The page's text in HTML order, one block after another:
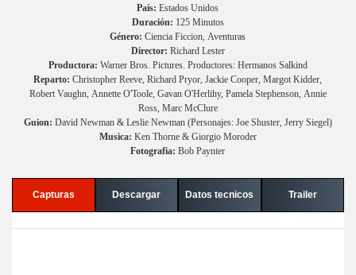
País: Estados Unidos
Duración: 125 Minutos
Género: Ciencia Ficcion, Aventuras
Director: Richard Lester
Productora: Warner Bros. Pictures. Productores: Hermanos Salkind
Reparto: Christopher Reeve, Richard Pryor, Jackie Cooper, Margot Kidder,
Robert Vaughn, Annette O'Toole, Gavan O'Herlihy, Pamela Stephenson, Annie
Ross, Marc McClure
Guion: David Newman & Leslie Newman (Personajes: Joe Shuster, Jerry Siegel)
Musica: Ken Thorne & Giorgio Moroder
Fotografia: Bob Paynter
Capturas Descargar Datos tecnicos Trailer